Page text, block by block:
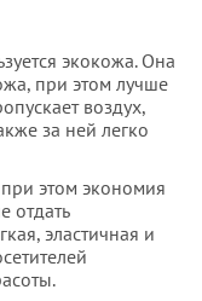
экокожа. Она
при этом лучше
воздух,
за ней легко
этом экономия
отдать
эластичная и